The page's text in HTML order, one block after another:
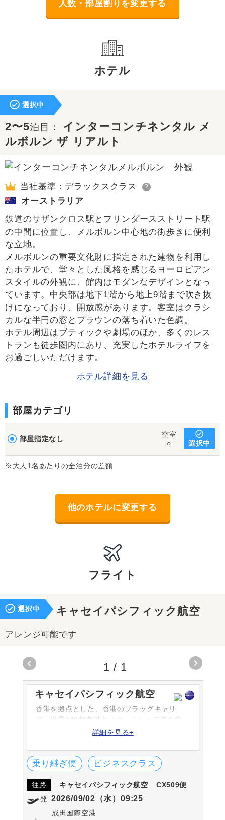
人数・部屋割りを変更する
ホテル
選択中
2〜5泊目： インターコンチネンタル メ
ルボルン ザ リアルト
当社基準：デラックスクラス ?
オーストラリア
鉄道のサザンクロス駅とフリンダースストリート駅
の中間に位置し、メルボルン中心地の街歩きに便利
な立地。
メルボルンの重要文化財に指定された建物を利用し
たホテルで、堂々とした風格を感じるヨーロピアン
スタイルの外観に、館内はモダンなデザインとなっ
ています。中央部は地下1階から地上9階まで吹き抜
けになっており、開放感があります。客室はクラシ
カルな半円の窓とブラウンの落ち着いた色調。
ホテル周辺はブティックや劇場のほか、多くのレス
トランも徒歩圏内にあり、充実したホテルライフを
お過ごしいただけます。
ホテル詳細を見る
部屋カテゴリ
部屋指定なし
空室
○
選択中
※大人1名あたりの全泊分の差額
他のホテルに変更する
フライト
選択中 キャセイパシフィック航空
アレンジ可能です
キャセイパシフィック航空
香港を拠点とした、香港のフラッグキャリ
ア。世界140都市以上（コードシェア便を含
む）を結ぶ大きなネットワークを持っていま
り、サービス面も高い評価を受けています。
詳細を見る+
乗り継ぎ便 ビジネスクラス
往路 キャセイパシフィック航空
CX509便
発 2026/09/02（水）09:25
成田国際空港
1 / 1